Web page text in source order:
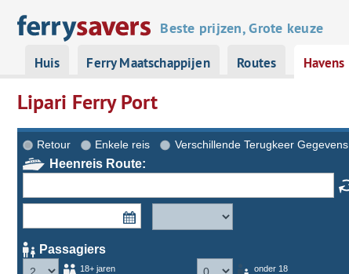
Beste prijzen, Grote keuze
Huis Ferry Maatschappijen Routes Havens
Lipari Ferry Port
Retour Enkele reis Verschillende Terugkeer Gegevens
Heenreis Route:
Passagiers
18+ jaren onder 18